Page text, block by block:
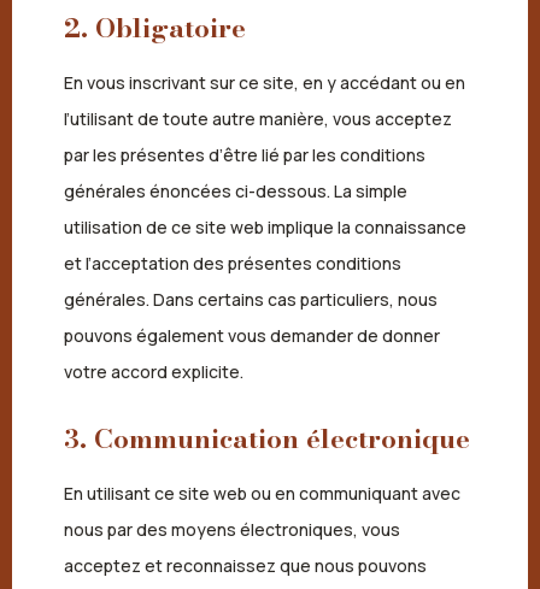
2. Obligatoire
En vous inscrivant sur ce site, en y accédant ou en
l’utilisant de toute autre manière, vous acceptez
par les présentes d’être lié par les conditions
générales énoncées ci-dessous. La simple
utilisation de ce site web implique la connaissance
et l’acceptation des présentes conditions
générales. Dans certains cas particuliers, nous
pouvons également vous demander de donner
votre accord explicite.
3. Communication électronique
En utilisant ce site web ou en communiquant avec
nous par des moyens électroniques, vous
acceptez et reconnaissez que nous pouvons